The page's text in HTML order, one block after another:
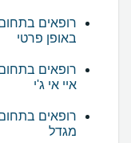
רופאים
באופן פרטי
רופאים
איי אי ג'י
רופאים
מגדל